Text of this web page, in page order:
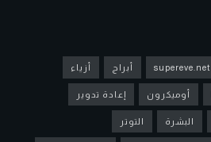
supereve.net أبراج أزياء
أوميكرون إعادة تدوير
البشرة التوتر